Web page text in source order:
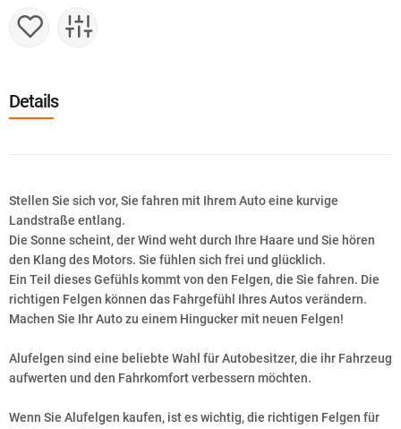
Details
Stellen Sie sich vor, Sie fahren mit Ihrem Auto eine kurvige
Landstraße entlang.
Die Sonne scheint, der Wind weht durch Ihre Haare und Sie hören
den Klang des Motors. Sie fühlen sich frei und glücklich.
Ein Teil dieses Gefühls kommt von den Felgen, die Sie fahren. Die
richtigen Felgen können das Fahrgefühl Ihres Autos verändern.
Machen Sie Ihr Auto zu einem Hingucker mit neuen Felgen!
Alufelgen sind eine beliebte Wahl für Autobesitzer, die ihr Fahrzeug
aufwerten und den Fahrkomfort verbessern möchten.
Wenn Sie Alufelgen kaufen, ist es wichtig, die richtigen Felgen für